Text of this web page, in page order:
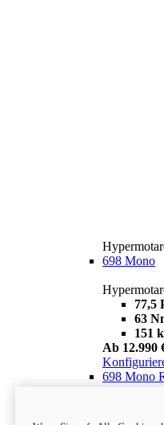
698 Mono
77,5
63
151
Ab 12.990
698 Mono
77,5